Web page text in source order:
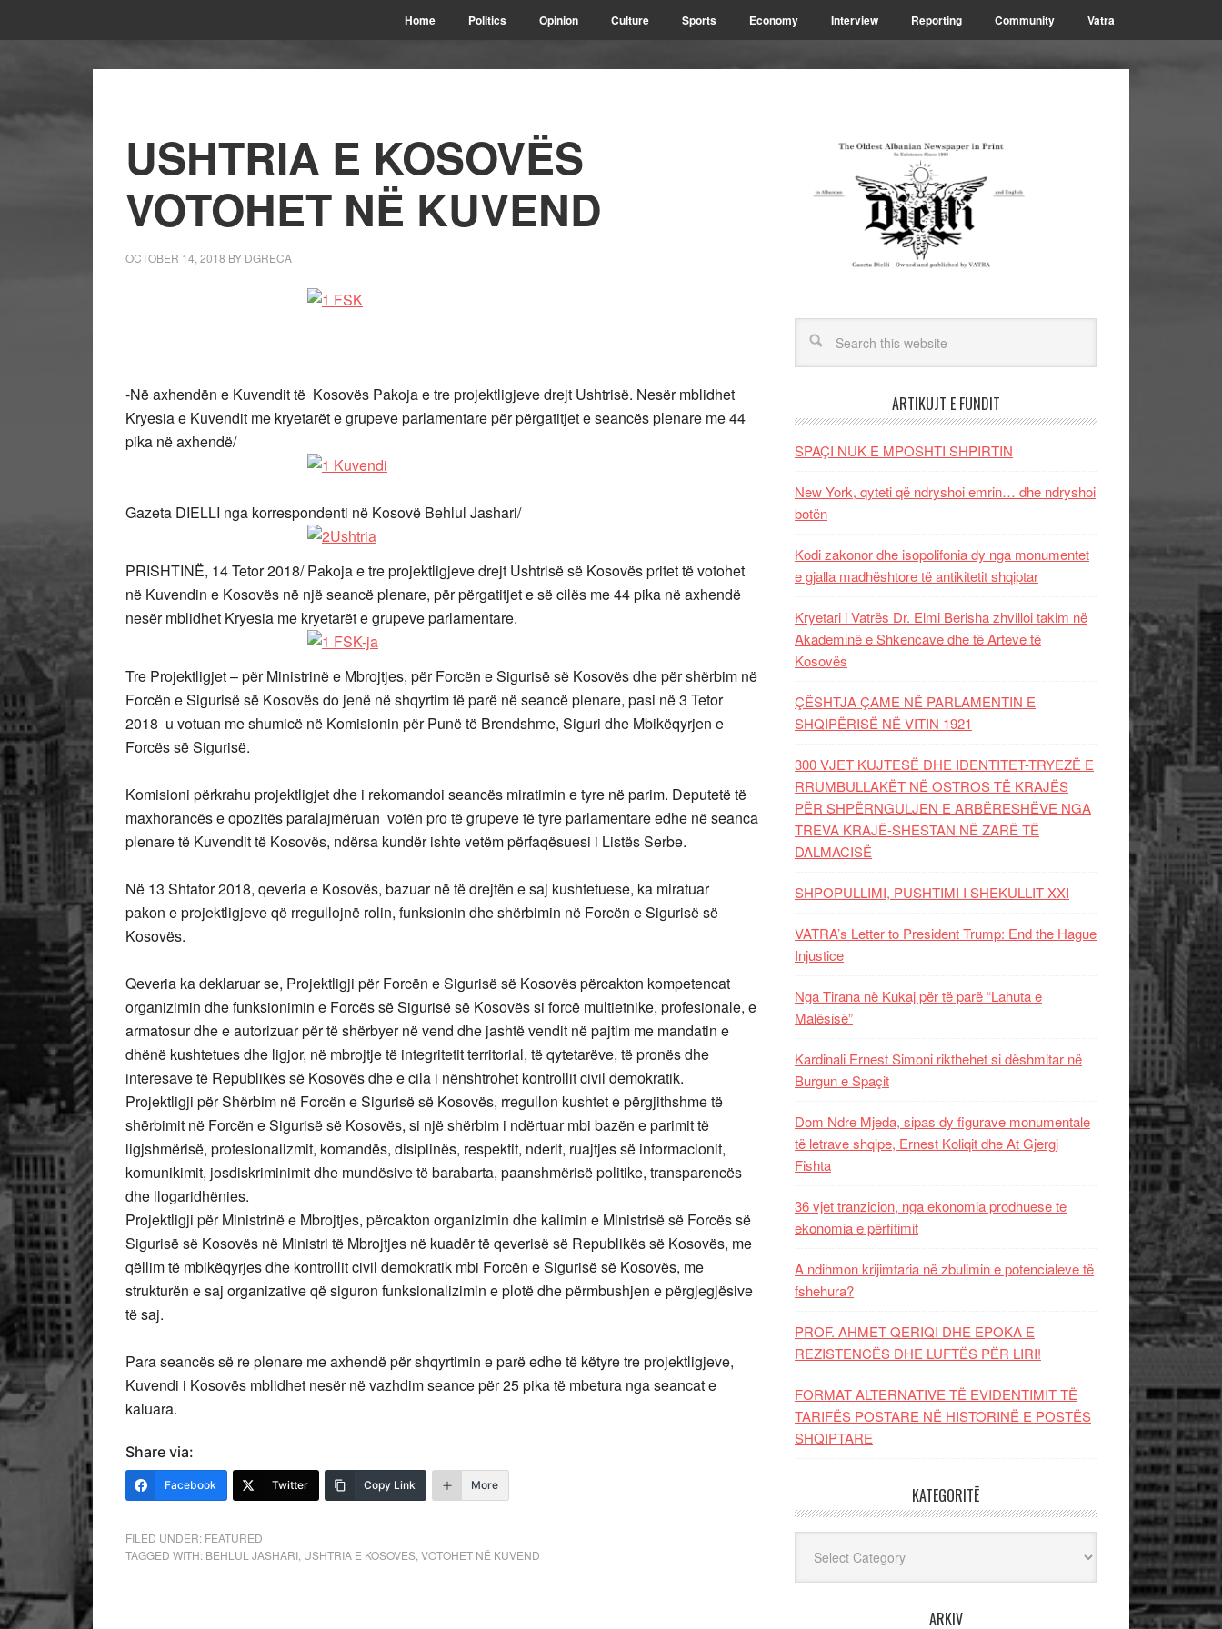
Home Politics Opinion Culture Sports Economy Interview Reporting Community Vatra
USHTRIA E KOSOVËS
VOTOHET NË KUVEND
OCTOBER 14, 2018 BY DGRECA
-Në axhendën e Kuvendit të Kosovës Pakoja e tre projektligjeve drejt Ushtrisë. Nesër mblidhet
Kryesia e Kuvendit me kryetarët e grupeve parlamentare për përgatitjet e seancës plenare me 44
pika në axhendë/
Gazeta DIELLI nga korrespondenti në Kosovë Behlul Jashari/
PRISHTINË, 14 Tetor 2018/ Pakoja e tre projektligjeve drejt Ushtrisë së Kosovës pritet të votohet
në Kuvendin e Kosovës në një seancë plenare, për përgatitjet e së cilës me 44 pika në axhendë
nesër mblidhet Kryesia me kryetarët e grupeve parlamentare.
Tre Projektligjet – për Ministrinë e Mbrojtjes, për Forcën e Sigurisë së Kosovës dhe për shërbim në
Forcën e Sigurisë së Kosovës do jenë në shqyrtim të parë në seancë plenare, pasi në 3 Tetor
2018 u votuan me shumicë në Komisionin për Punë të Brendshme, Siguri dhe Mbikëqyrjen e
Forcës së Sigurisë.
Komisioni përkrahu projektligjet dhe i rekomandoi seancës miratimin e tyre në parim. Deputetë të
maxhorancës e opozitës paralajmëruan votën pro të grupeve të tyre parlamentare edhe në seanca
plenare të Kuvendit të Kosovës, ndërsa kundër ishte vetëm përfaqësuesi i Listës Serbe.
Në 13 Shtator 2018, qeveria e Kosovës, bazuar në të drejtën e saj kushtetuese, ka miratuar
pakon e projektligjeve që rregullojnë rolin, funksionin dhe shërbimin në Forcën e Sigurisë së
Kosovës.
Qeveria ka deklaruar se, Projektligji për Forcën e Sigurisë së Kosovës përcakton kompetencat
organizimin dhe funksionimin e Forcës së Sigurisë së Kosovës si forcë multietnike, profesionale, e
armatosur dhe e autorizuar për të shërbyer në vend dhe jashtë vendit në pajtim me mandatin e
dhënë kushtetues dhe ligjor, në mbrojtje të integritetit territorial, të qytetarëve, të pronës dhe
interesave të Republikës së Kosovës dhe e cila i nënshtrohet kontrollit civil demokratik.
Projektligji për Shërbim në Forcën e Sigurisë së Kosovës, rregullon kushtet e përgjithshme të
shërbimit në Forcën e Sigurisë së Kosovës, si një shërbim i ndërtuar mbi bazën e parimit të
ligjshmërisë, profesionalizmit, komandës, disiplinës, respektit, nderit, ruajtjes së informacionit,
komunikimit, josdiskriminimit dhe mundësive të barabarta, paanshmërisë politike, transparencës
dhe llogaridhënies.
Projektligji për Ministrinë e Mbrojtjes, përcakton organizimin dhe kalimin e Ministrisë së Forcës së
Sigurisë së Kosovës në Ministri të Mbrojtjes në kuadër të qeverisë së Republikës së Kosovës, me
qëllim të mbikëqyrjes dhe kontrollit civil demokratik mbi Forcën e Sigurisë së Kosovës, me
strukturën e saj organizative që siguron funksionalizimin e plotë dhe përmbushjen e përgjegjësive
të saj.
Para seancës së re plenare me axhendë për shqyrtimin e parë edhe të këtyre tre projektligjeve,
Kuvendi i Kosovës mblidhet nesër në vazhdim seance për 25 pika të mbetura nga seancat e
kaluara.
Share via:
Facebook Twitter Copy Link More
FILED UNDER: FEATURED
TAGGED WITH: BEHLUL JASHARI USHTRIA E KOSOVES VOTOHET NË KUVEND
ARTIKUJT E FUNDIT
SPAÇI NUK E MPOSHTI SHPIRTIN
New York, qyteti që ndryshoi emrin… dhe ndryshoi
botën
Kodi zakonor dhe isopolifonia dy nga monumentet
e gjalla madhështore të antikitetit shqiptar
Kryetari i Vatrës Dr. Elmi Berisha zhvilloi takim në
Akademinë e Shkencave dhe të Arteve të
Kosovës
ÇËSHTJA ÇAME NË PARLAMENTIN E
SHQIPËRISË NË VITIN 1921
300 VJET KUJTESË DHE IDENTITET-TRYEZË E
RRUMBULLAKËT NË OSTROS TË KRAJËS
PËR SHPËRNGULJEN E ARBËRESHËVE NGA
TREVA KRAJË-SHESTAN NË ZARË TË
DALMACISË
SHPOPULLIMI, PUSHTIMI I SHEKULLIT XXI
VATRA’s Letter to President Trump: End the Hague
Injustice
Nga Tirana në Kukaj për të parë “Lahuta e
Malësisë”
Kardinali Ernest Simoni rikthehet si dëshmitar në
Burgun e Spaçit
Dom Ndre Mjeda, sipas dy figurave monumentale
të letrave shqipe, Ernest Koliqit dhe At Gjergj
Fishta
36 vjet tranzicion, nga ekonomia prodhuese te
ekonomia e përfitimit
A ndihmon krijimtaria në zbulimin e potencialeve të
fshehura?
PROF. AHMET QERIQI DHE EPOKA E
REZISTENCЁS DHE LUFTЁS PЁR LIRI!
FORMAT ALTERNATIVE TË EVIDENTIMIT TË
TARIFËS POSTARE NË HISTORINË E POSTËS
SHQIPTARE
KATEGORITË
ARKIV